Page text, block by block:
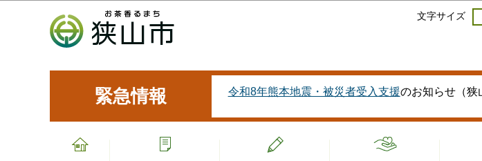
このページの
文字サイズ
緊急情報 令和8年熊本地震・被災者受入支援のお知らせ（狭